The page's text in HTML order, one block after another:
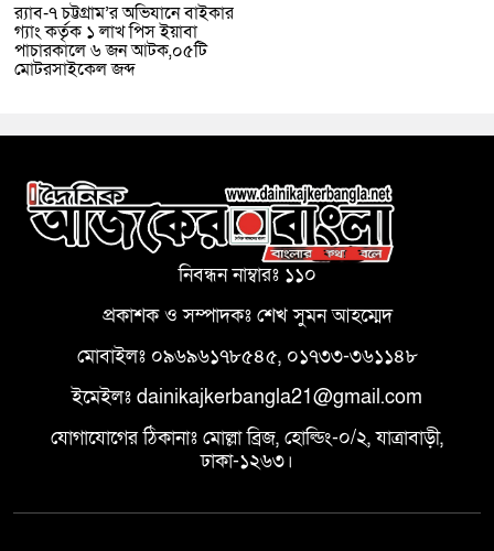
র‌্যাব-৭ চট্টগ্রাম’র অভিযানে বাইকার
গ্যাং কর্তৃক ১ লাখ পিস ইয়াবা
পাচারকালে ৬ জন আটক,০৫টি
মোটরসাইকেল জব্দ
নিবন্ধন নাম্বারঃ ১১০
প্রকাশক ও সম্পাদকঃ শেখ সুমন আহম্মেদ
মোবাইলঃ ০৯৬৯৬১৭৮৫৪৫, ০১৭৩৩-৩৬১১৪৮
ইমেইলঃ dainikajkerbangla21@gmail.com
যোগাযোগের ঠিকানাঃ মোল্লা ব্রিজ, হোল্ডিং-০/২, যাত্রাবাড়ী,
ঢাকা-১২৬৩।